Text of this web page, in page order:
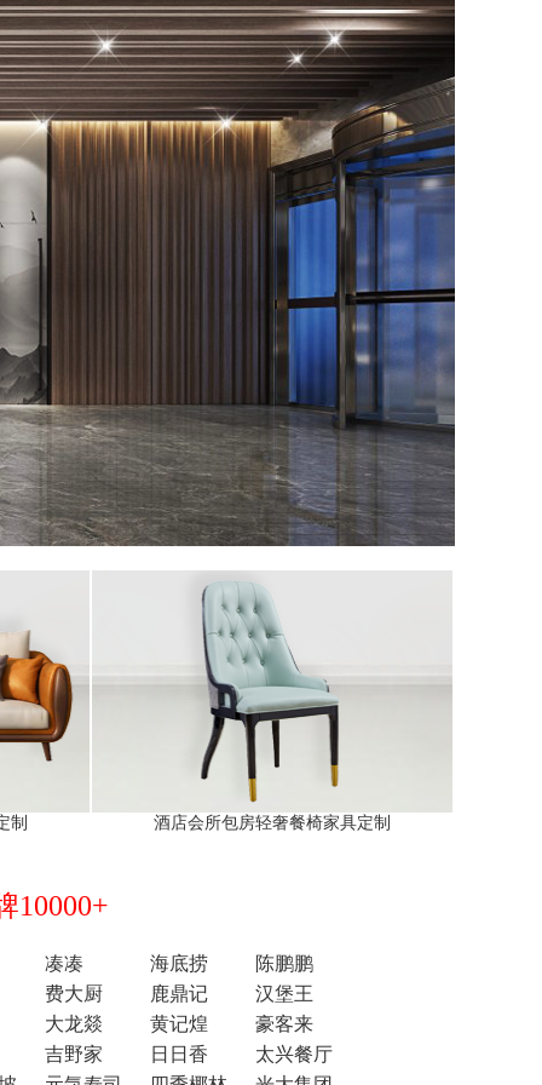
制 酒店会所包房轻奢餐椅家具定制
10000+
凑凑 海底捞
陈鹏鹏
费大厨
鹿鼎记
汉堡王
大龙燚
黄记煌
豪客来
吉野家
日日香
太兴餐厅